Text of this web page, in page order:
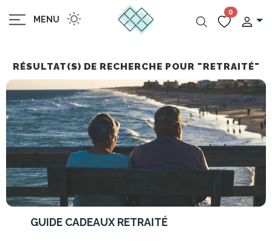
MENU
0
RÉSULTAT(S) DE RECHERCHE POUR "RETRAITÉ"
GUIDE CADEAUX RETRAITÉ